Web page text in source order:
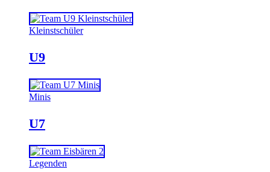
Kleinstschüler
U9
Minis
U7
Legenden